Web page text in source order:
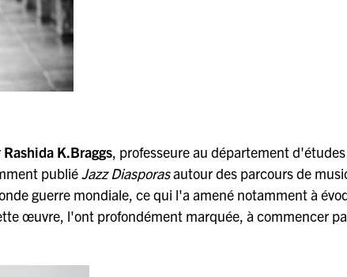
Rashida K.Braggs, professeure au département
publiéJazz Diasporasautour des parcours de
guerre mondiale, ce qui l'a amené notamment à
œuvre, l'ont profondément marquée, à commencer